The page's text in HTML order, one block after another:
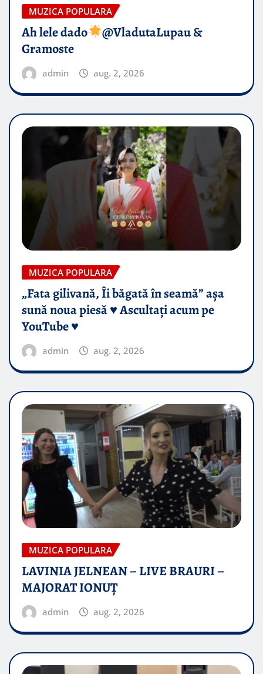
MUZICA POPULARA
Ah lele dado​
@VladutaLupau &
Gramoste
admin aug. 2, 2026
MUZICA POPULARA
„Fata gilivană, Îi băgată în seamă” așa
sună noua piesă ♥️ Ascultați acum pe
YouTube ♥️
admin aug. 2, 2026
MUZICA POPULARA
LAVINIA JELNEAN – LIVE BRAURI –
MAJORAT IONUŢ
admin aug. 2, 2026